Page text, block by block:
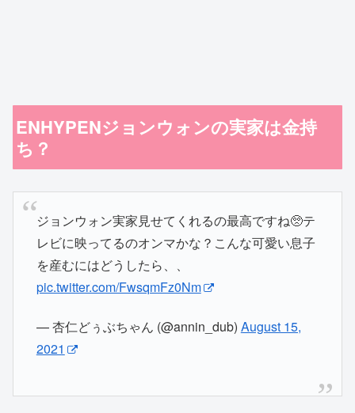
ENHYPENジョンウォンの実家は金持
ち？
ジョンウォン実家見せてくれるの最高ですね🥺テ
レビに映ってるのオンマかな？こんな可愛い息子
を産むにはどうしたら、、
pic.twitter.com/FwsqmFz0Nm
— 杏仁どぅぶちゃん (@annin_dub) August 15,
2021